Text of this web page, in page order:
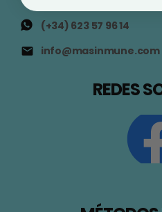
(+34) 623 57 96 14
info@masinmune.com
REDES